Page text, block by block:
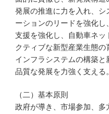
発展の推進に力を入れ、
ーションのリードを強化
支援を強化し、自動車ネッ
クティブな新型産業生態
インフラシステムの構築
品質な発展を力強く支える。
（二）基本原則
政府が導き、市場参加、